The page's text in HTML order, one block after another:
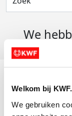
Welkom bij
We gebruiken
We